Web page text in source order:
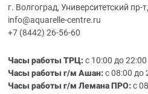
г. Волгоград, Университетский пр-
info@aquarelle-centre.ru
+7 (8442) 26-56-60
Часы работы ТРЦ:с 10:00 до 22:00
Часы работы г/м Ашан:с 08:00 до
Часы работыг/мЛемана ПРО:с